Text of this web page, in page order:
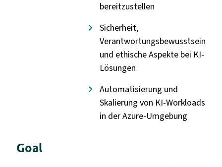
bereitzustellen
Sicherheit,
Verantwortungsbewusstsein
und ethische Aspekte bei KI-
Lösungen
Automatisierung und
Skalierung von KI-Workloads
in der Azure-Umgebung
Goal